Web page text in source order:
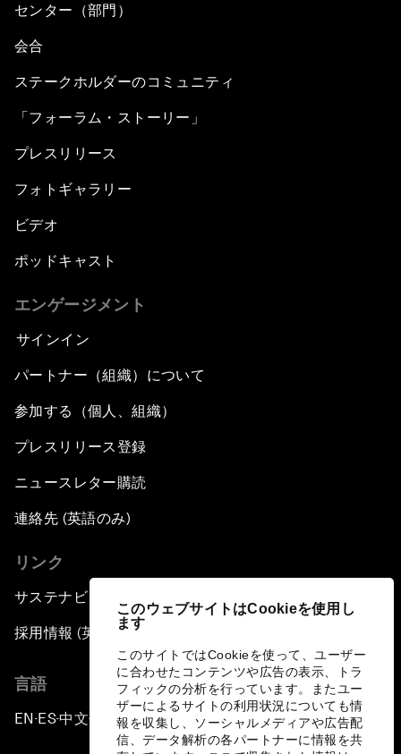
このウェブサイトはCookieを使用し
ます
このサイトではCookieを使って、ユーザー
に合わせたコンテンツや広告の表示、トラ
フィックの分析を行っています。またユー
ザーによるサイトの利用状況についても情
報を収集し、ソーシャルメディアや広告配
信、データ解析の各パートナーに情報を共
センター（部門）
会合
ステークホルダーのコミュニティ
「フォーラム・ストーリー」
プレスリリース
フォトギャラリー
ビデオ
ポッドキャスト
エンゲージメント
サインイン
パートナー（組織）について
参加する（個人、組織）
プレスリリース登録
ニュースレター購読
連絡先 (英語のみ)
リンク
サステナビリティへの取り組み
採用情報 (英語のみ)
言語
EN ▪ES▪中文▪ 日本語